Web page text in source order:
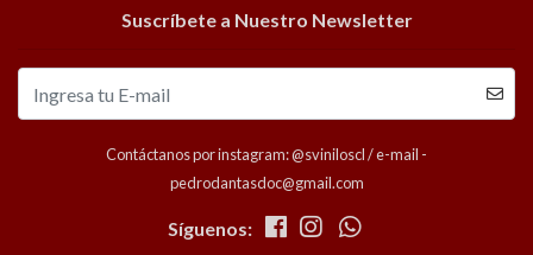
Suscríbete a Nuestro Newsletter
Contáctanos por instagram: @sviniloscl / e-mail -
pedrodantasdoc@gmail.com
Síguenos: